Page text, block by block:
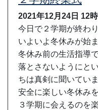
2021年12月24日 12
今日で２学期が終わり
いよいよ冬休みが始
冬休み前の生活指導
落とさないようにと
ちは真剣に聞いていま
安全に楽しい冬休み
３学期に会えるのを